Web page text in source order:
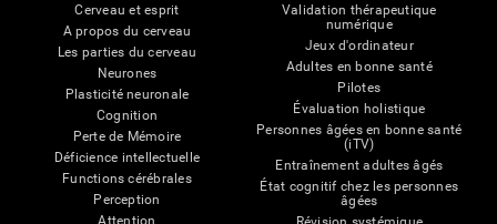
Cerveau et esprit
A propos du cerveau
Les parties du cerveau
Neurones
Plasticité neuronale
Cognition
Perte de Mémoire
Déficience intellectuelle
Functions cérébrales
Perception
Attention
Validation thérapeutique
numérique
Jeux d'ordinateur
Adultes en bonne santé
Pilotes
Évaluation holistique
Personnes âgées en bonne santé
(iTV)
Entraînement adultes âgés
État cognitif chez les personnes
âgées